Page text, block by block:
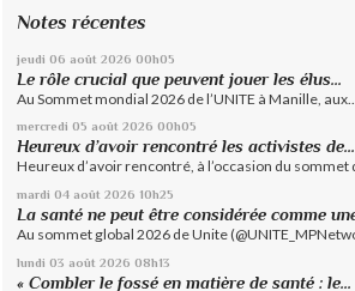
Notes récentes
jeudi 06 août 2026 00h05
Le rôle crucial que peuvent jouer les élus...
Au Sommet mondial 2026 de l’UNITE à Manille, aux...
mercredi 05 août 2026 00h05
Heureux d’avoir rencontré les activistes de...
Heureux d’avoir rencontré, à l’occasion du sommet
mardi 04 août 2026 10h25
La santé ne peut être considérée comme
Au sommet global 2026 de Unite
lundi 03 août 2026 08h13
« Combler le fossé en matière de santé : le...